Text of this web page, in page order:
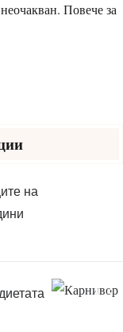
Повече за
на